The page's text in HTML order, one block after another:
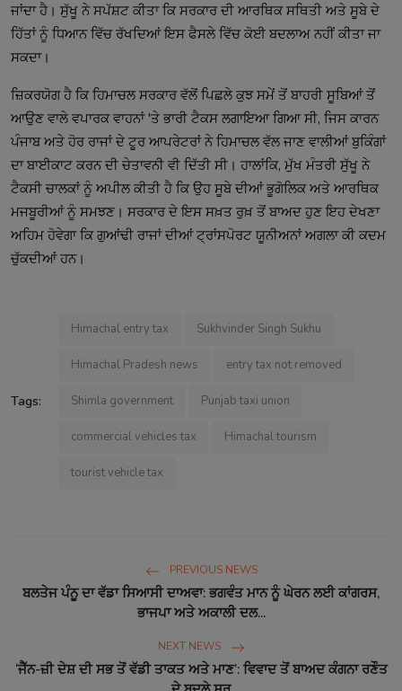
ਜਾਂਦਾ ਹੈ। ਸੁੱਖੂ ਨੇ ਸਪੱਸ਼ਟ ਕੀਤਾ ਕਿ ਸਰਕਾਰ ਦੀ ਆਰਥਿਕ ਸਥਿਤੀ ਅਤੇ ਸੂਬੇ ਦੇ
ਹਿੱਤਾਂ ਨੂੰ ਧਿਆਨ ਵਿੱਚ ਰੱਖਦਿਆਂ ਇਸ ਫੈਸਲੇ ਵਿੱਚ ਕੋਈ ਬਦਲਾਅ ਨਹੀਂ ਕੀਤਾ ਜਾ
ਸਕਦਾ।
ਜ਼ਿਕਰਯੋਗ ਹੈ ਕਿ ਹਿਮਾਚਲ ਸਰਕਾਰ ਵੱਲੋਂ ਪਿਛਲੇ ਕੁਝ ਸਮੇਂ ਤੋਂ ਬਾਹਰੀ ਸੂਬਿਆਂ ਤੋਂ
ਆਉਣ ਵਾਲੇ ਵਪਾਰਕ ਵਾਹਨਾਂ 'ਤੇ ਭਾਰੀ ਟੈਕਸ ਲਗਾਇਆ ਗਿਆ ਸੀ, ਜਿਸ ਕਾਰਨ
ਪੰਜਾਬ ਅਤੇ ਹੋਰ ਰਾਜਾਂ ਦੇ ਟੂਰ ਆਪਰੇਟਰਾਂ ਨੇ ਹਿਮਾਚਲ ਵੱਲ ਜਾਣ ਵਾਲੀਆਂ ਬੁਕਿੰਗਾਂ
ਦਾ ਬਾਈਕਾਟ ਕਰਨ ਦੀ ਚੇਤਾਵਨੀ ਵੀ ਦਿੱਤੀ ਸੀ। ਹਾਲਾਂਕਿ, ਮੁੱਖ ਮੰਤਰੀ ਸੁੱਖੂ ਨੇ
ਟੈਕਸੀ ਚਾਲਕਾਂ ਨੂੰ ਅਪੀਲ ਕੀਤੀ ਹੈ ਕਿ ਉਹ ਸੂਬੇ ਦੀਆਂ ਭੂਗੋਲਿਕ ਅਤੇ ਆਰਥਿਕ
ਮਜਬੂਰੀਆਂ ਨੂੰ ਸਮਝਣ। ਸਰਕਾਰ ਦੇ ਇਸ ਸਖ਼ਤ ਰੁਖ਼ ਤੋਂ ਬਾਅਦ ਹੁਣ ਇਹ ਦੇਖਣਾ
ਅਹਿਮ ਹੋਵੇਗਾ ਕਿ ਗੁਆਂਢੀ ਰਾਜਾਂ ਦੀਆਂ ਟ੍ਰਾਂਸਪੋਰਟ ਯੂਨੀਅਨਾਂ ਅਗਲਾ ਕੀ ਕਦਮ
ਚੁੱਕਦੀਆਂ ਹਨ।
Tags:
Himachal entry tax Sukhvinder Singh Sukhu
Himachal Pradesh news entry tax not removed
Shimla government Punjab taxi union
commercial vehicles tax Himachal tourism
tourist vehicle tax
PREVIOUS NEWS
ਬਲਤੇਜ ਪੰਨੂ ਦਾ ਵੱਡਾ ਸਿਆਸੀ ਦਾਅਵਾ: ਭਗਵੰਤ ਮਾਨ ਨੂੰ ਘੇਰਨ ਲਈ ਕਾਂਗਰਸ,
ਭਾਜਪਾ ਅਤੇ ਅਕਾਲੀ ਦਲ...
NEXT NEWS
‘ਜੈੱਨ-ਜ਼ੀ ਦੇਸ਼ ਦੀ ਸਭ ਤੋਂ ਵੱਡੀ ਤਾਕਤ ਅਤੇ ਮਾਣ’: ਵਿਵਾਦ ਤੋਂ ਬਾਅਦ ਕੰਗਨਾ ਰਣੌਤ